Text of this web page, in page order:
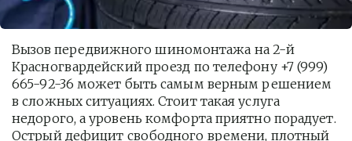
Вызов передвижного шиномонтажа на 2-й
Красногвардейский проезд по телефону +7 (999)
665-92-36 может быть самым верным решением
в сложных ситуациях. Стоит такая услуга
недорого, а уровень комфорта приятно порадует.
Острый дефицит свободного времени, плотный